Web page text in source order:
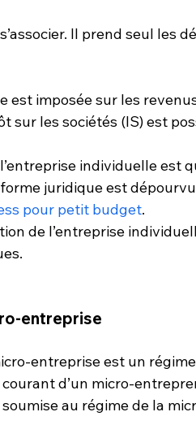
Il prend seul les
est imposée sur les
sur les sociétés (IS) est
individuelle est
juridique est
pour petit budget.
de l’entreprise
entreprise
entreprise est un
d’un micro-
au régime de la